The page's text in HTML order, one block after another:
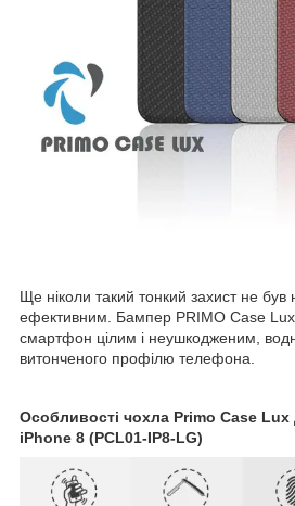
Ще ніколи такий тонкий захист не був
ефективним. Бампер PRIMO Case Lux
смартфон цілим і неушкодженим,
витонченого профілю телефона.
Особливості чохла Primo Case
iPhone 8 (PCL01-IP8-LG)